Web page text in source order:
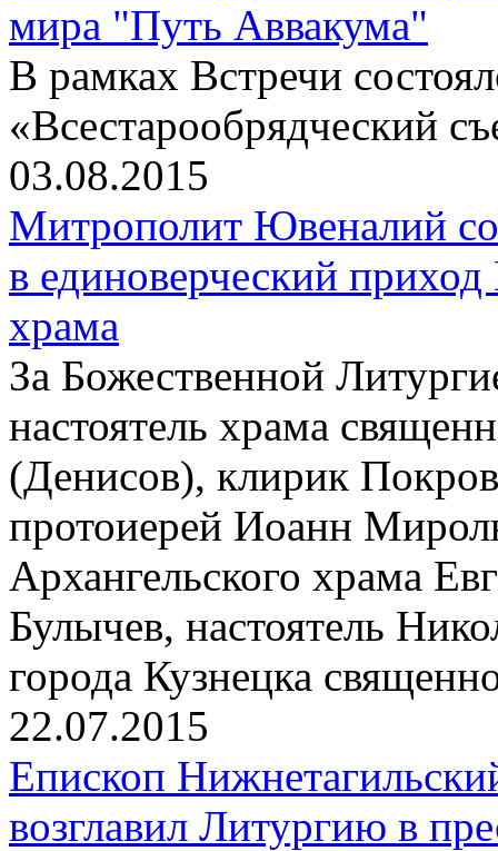
мира "Путь Аввакума"
В рамках Встречи
«Всестарообрядческий
03.08.2015
Митрополит Ювеналий
в единоверческий
храма
За Божественной
настоятель храма
(Денисов), клирик
протоиерей Иоанн
Архангельского храма
Булычев, настоятель
города Кузнецка
22.07.2015
Епископ
возглавил Литургию в